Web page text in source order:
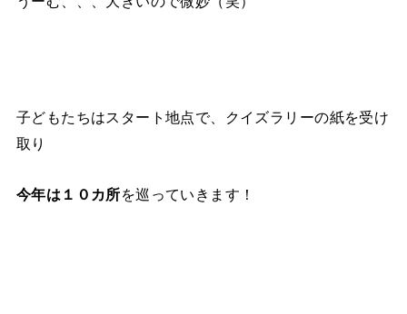
子どもたちはスタート地点で、クイズラリーの紙を受け
取り
今年は１０カ所を巡っていきます！